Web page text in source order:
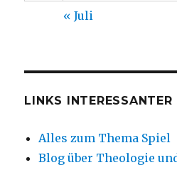
« Juli
LINKS INTERESSANTER
Alles zum Thema Spiel
Blog über Theologie